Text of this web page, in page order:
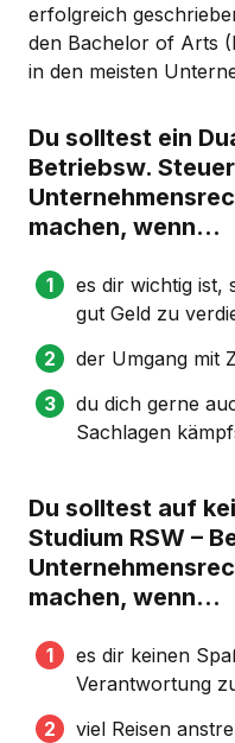
erfolgreich
den Bachelor of Arts
in den meisten
Du solltest ein
Betriebsw.
machen, wenn...
es dir wichtig ist,
gut Geld zu
der Umgang mit
du dich gerne
Sachlagen
Du solltest auf
Studium RSW –
machen, wenn...
es dir keinen
Verantwortung
viel Reisen